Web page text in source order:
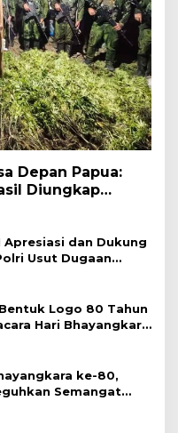
Depan Papua:
Diungkap
Apresiasi dan Dukung
Usut Dugaan
Logo 80 Tahun
Hari Bhayangkara
ke-80,
Semangat
Kebersamaan